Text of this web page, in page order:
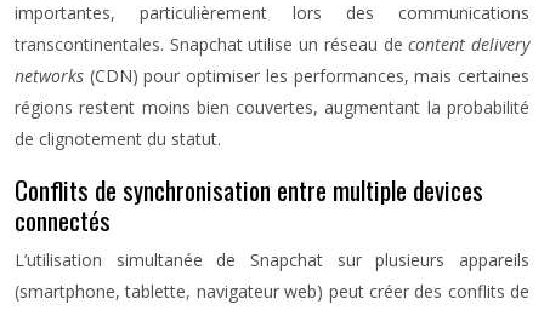
importantes, particulièrement lors des communications
transcontinentales. Snapchat utilise un réseau decontent delivery
networks (CDN) pour optimiser les performances, mais certaines
régions restent moins bien couvertes, augmentant la probabilité
de clignotement du statut.
Conflits de synchronisation entre multiple devices
connectés
L’utilisation simultanée de Snapchat sur plusieurs appareils
(smartphone, tablette, navigateur web) peut créer des conflits de